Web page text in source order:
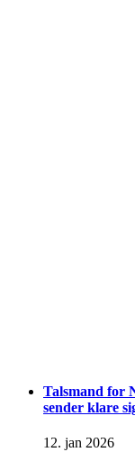
Talsmand for
sender klare
12. jan 2026